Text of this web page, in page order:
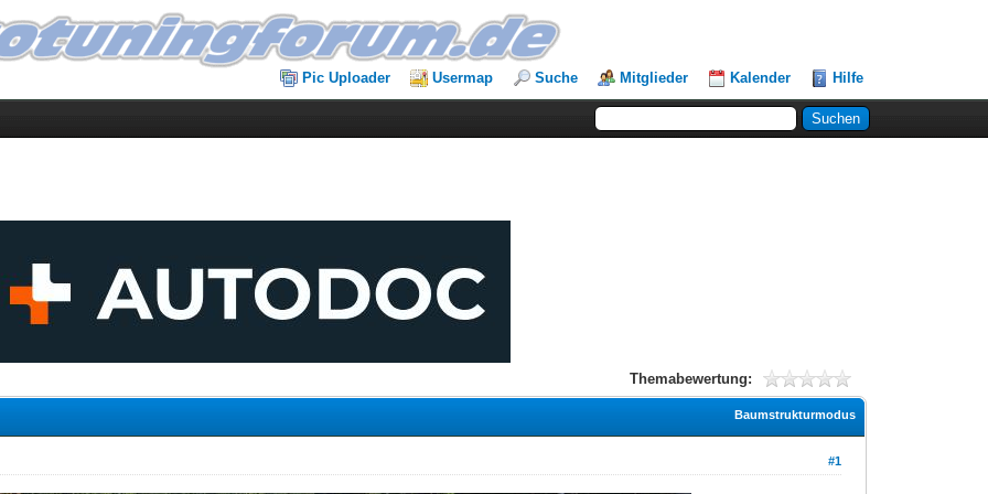
Pic Uploader Usermap Suche Mitglieder Kalender Hilfe
Themabewertung:
Baumstrukturmodus
#1